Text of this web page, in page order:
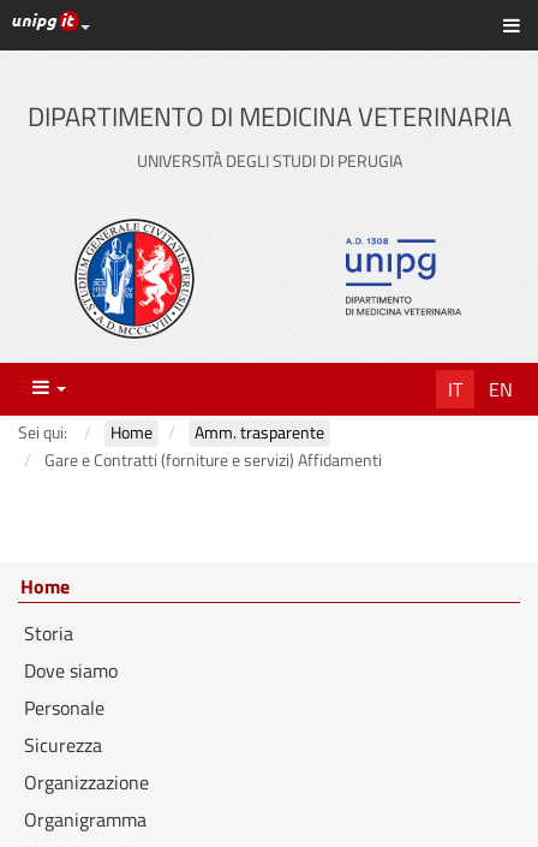
Vai
al
principale
Link ai principali servizi web di Ateneo
DIPARTIMENTO DI MEDICINA VETERINARIA
UNIVERSITÀ DEGLI STUDI DI PERUGIA
Menu IT EN
Sei qui: Home
Amm. trasparente
Gare e Contratti (forniture e servizi) Affidamenti
Home
Storia
Dove siamo
Personale
Sicurezza
Organizzazione
Organigramma